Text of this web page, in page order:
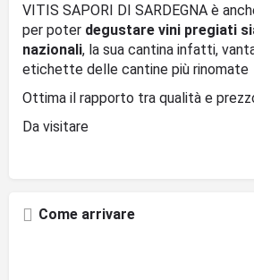
VITIS SAPORI DI SARDEGNA è
per poter degustare vini pregiati
nazionali, la sua cantina infatti,
etichette delle cantine più rinomate
Ottima il rapporto tra qualità e
Da visitare
Come arrivare